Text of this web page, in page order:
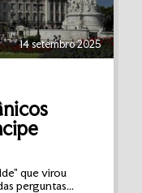
14 setembro 2025
que virou
perguntas...